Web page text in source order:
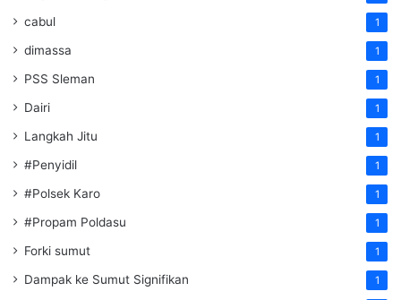
cabul 1
dimassa 1
PSS Sleman 1
Dairi 1
Langkah Jitu 1
#Penyidil 1
#Polsek Karo 1
#Propam Poldasu 1
Forki sumut 1
Dampak ke Sumut Signifikan 1